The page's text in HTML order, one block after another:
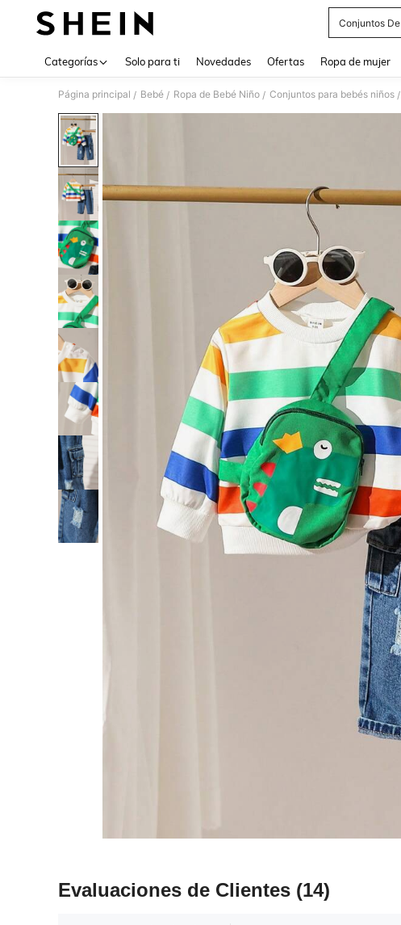
Conjuntos
Categorías Solo para ti Novedades Ofertas Ropa de mujer
Página principal / Bebé / Ropa de Bebé Niño / Conjuntos para bebés niños /
Evaluaciones de Clientes (14)